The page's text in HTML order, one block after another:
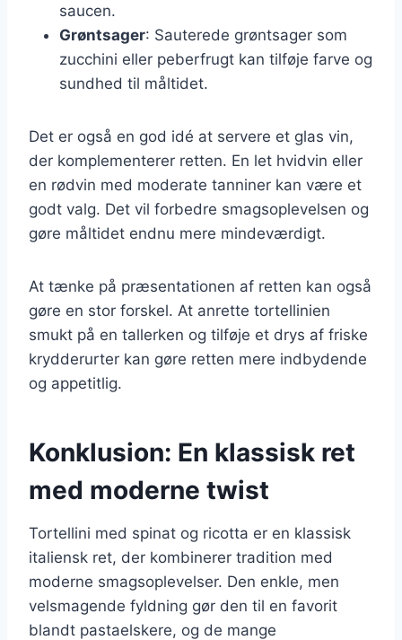
saucen.
Grøntsager: Sauterede grøntsager som
zucchini eller peberfrugt kan tilføje farve og
sundhed til måltidet.
Det er også en god idé at servere et glas vin,
der komplementerer retten. En let hvidvin eller
en rødvin med moderate tanniner kan være et
godt valg. Det vil forbedre smagsoplevelsen og
gøre måltidet endnu mere mindeværdigt.
At tænke på præsentationen af retten kan også
gøre en stor forskel. At anrette tortellinien
smukt på en tallerken og tilføje et drys af friske
krydderurter kan gøre retten mere indbydende
og appetitlig.
Konklusion: En klassisk ret
med moderne twist
Tortellini med spinat og ricotta er en klassisk
italiensk ret, der kombinerer tradition med
moderne smagsoplevelser. Den enkle, men
velsmagende fyldning gør den til en favorit
blandt pastaelskere, og de mange